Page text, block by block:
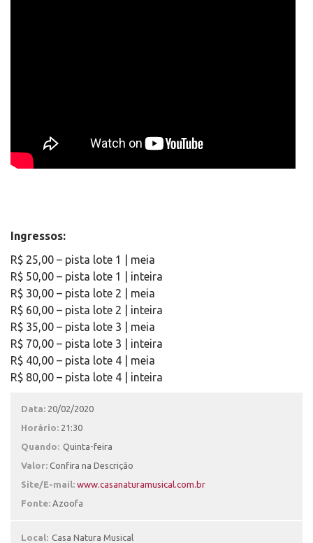
Ingressos:
R$ 25,00 – pista lote 1 | meia
R$ 50,00 – pista lote 1 | inteira
R$ 30,00 – pista lote 2 | meia
R$ 60,00 – pista lote 2 | inteira
R$ 35,00 – pista lote 3 | meia
R$ 70,00 – pista lote 3 | inteira
R$ 40,00 – pista lote 4 | meia
R$ 80,00 – pista lote 4 | inteira
Data: 20/02/2020
Horário: 21:30
Quando: Quinta-feira
Valor: Confira na Descrição
Site/E-mail: www.casanaturamusical.com.br
Fonte: Azoofa
Local: Casa Natura Musical